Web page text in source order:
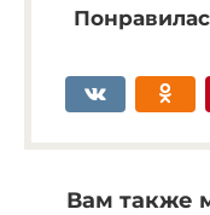
Вам также